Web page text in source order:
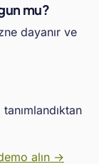
mu?
dayanır ve
alın →